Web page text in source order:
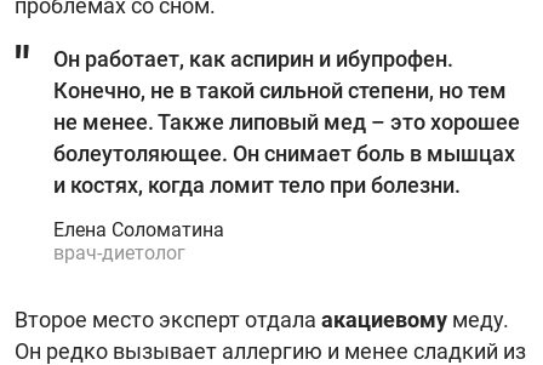
проблемах со сном.
Он работает, как аспирин и ибупрофен.
Конечно, не в такой сильной степени, но тем
не менее. Также липовый мед – это хорошее
болеутоляющее. Он снимает боль в мышцах
и костях, когда ломит тело при болезни.
Елена Соломатина
врач-диетолог
Второе место эксперт отдала акациевому меду.
Он редко вызывает аллергию и менее сладкий из